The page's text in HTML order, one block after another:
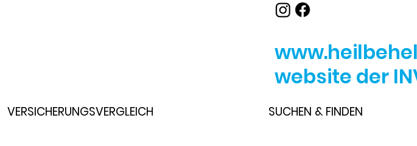
VERSICHERUNGSVERGLEICH SUCHEN & FINDEN
website der